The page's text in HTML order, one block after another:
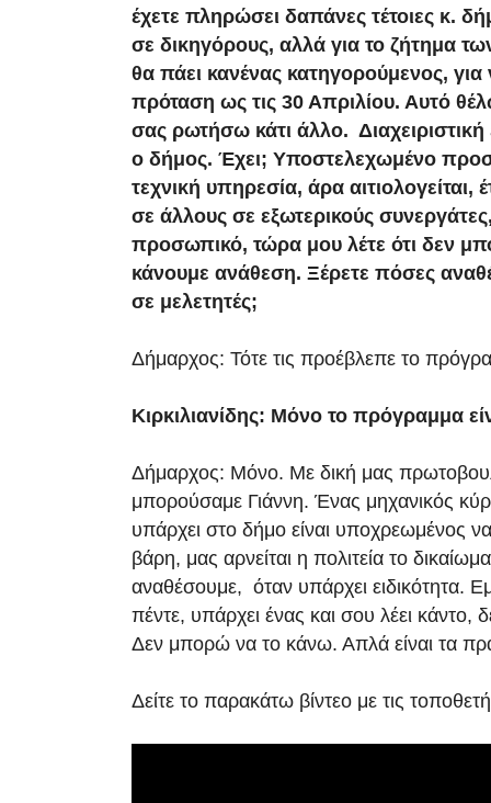
έχετε πληρώσει δαπάνες τέτοιες κ.
σε δικηγόρους, αλλά για το ζήτημα
θα πάει κανένας κατηγορούμενος, για
πρόταση ως τις 30 Απριλίου. Αυτό
σας ρωτήσω κάτι άλλο. Διαχειριστική
ο δήμος. Έχει; Υποστελεχωμένο
τεχνική υπηρεσία, άρα αιτιολογείται,
σε άλλους σε εξωτερικούς
προσωπικό, τώρα μου λέτε ότι δεν
κάνουμε ανάθεση. Ξέρετε πόσες
σε μελετητές;
Δήμαρχος: Τότε τις προέβλεπε το
Κιρκιλιανίδης: Μόνο το πρόγραμμα
Δήμαρχος: Μόνο. Με δική μας
μπορούσαμε Γιάννη. Ένας μηχανικός
υπάρχει στο δήμο είναι υποχρεωμένος
βάρη, μας αρνείται η πολιτεία το
αναθέσουμε, όταν υπάρχει ειδικότητα.
πέντε, υπάρχει ένας και σου λέει κάντο,
Δεν μπορώ να το κάνω. Απλά είναι τα
Δείτε το παρακάτω βίντεο με τις